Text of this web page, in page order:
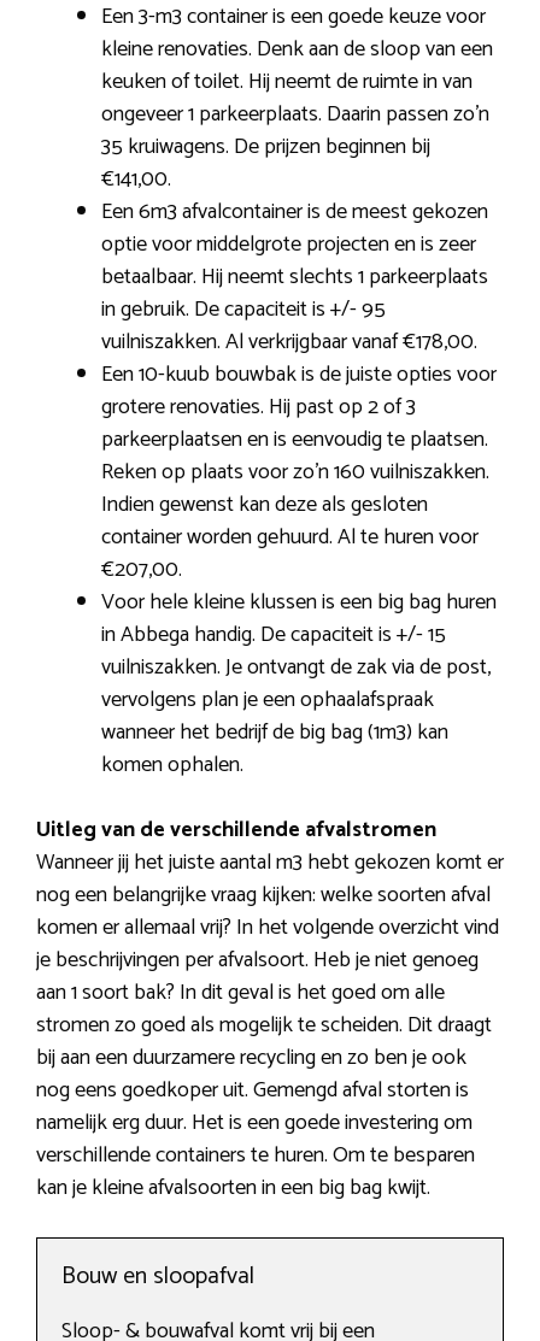
Een 3-m3 container is een goede keuze voor
kleine renovaties. Denk aan de sloop van een
keuken of toilet. Hij neemt de ruimte in van
ongeveer 1 parkeerplaats. Daarin passen zo’n
35 kruiwagens. De prijzen beginnen bij
€141,00.
Een 6m3 afvalcontainer is de meest gekozen
optie voor middelgrote projecten en is zeer
betaalbaar. Hij neemt slechts 1 parkeerplaats
in gebruik. De capaciteit is +/- 95
vuilniszakken. Al verkrijgbaar vanaf €178,00.
Een 10-kuub bouwbak is de juiste opties voor
grotere renovaties. Hij past op 2 of 3
parkeerplaatsen en is eenvoudig te plaatsen.
Reken op plaats voor zo’n 160 vuilniszakken.
Indien gewenst kan deze als gesloten
container worden gehuurd. Al te huren voor
€207,00.
Voor hele kleine klussen is een big bag huren
in Abbega handig. De capaciteit is +/- 15
vuilniszakken. Je ontvangt de zak via de post,
vervolgens plan je een ophaalafspraak
wanneer het bedrijf de big bag (1m3) kan
komen ophalen.
Uitleg van de verschillende afvalstromen
Wanneer jij het juiste aantal m3 hebt gekozen komt er
nog een belangrijke vraag kijken: welke soorten afval
komen er allemaal vrij? In het volgende overzicht vind
je beschrijvingen per afvalsoort. Heb je niet genoeg
aan 1 soort bak? In dit geval is het goed om alle
stromen zo goed als mogelijk te scheiden. Dit draagt
bij aan een duurzamere recycling en zo ben je ook
nog eens goedkoper uit. Gemengd afval storten is
namelijk erg duur. Het is een goede investering om
verschillende containers te huren. Om te besparen
kan je kleine afvalsoorten in een big bag kwijt.
Bouw en sloopafval
Sloop- & bouwafval komt vrij bij een